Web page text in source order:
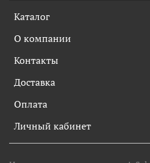
Каталог
О компании
Контакты
Доставка
Оплата
Личный кабинет